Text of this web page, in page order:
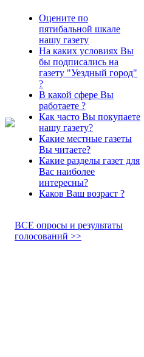
Оцените по
пятибальной шкале
нашу газету
На каких условиях Вы
бы подписались на
газету "Уездный город"
?
В какой сфере Вы
работаете ?
Как часто Вы покупаете
нашу газету?
Какие местные газеты
Вы читаете?
Какие разделы газет для
Вас наиболее
интересны?
Каков Ваш возраст ?
ВСЕ опросы и результаты
голосований >>